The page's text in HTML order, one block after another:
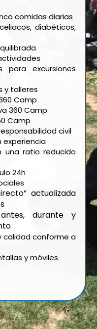
comidas diarias
diabéticos,
para excursiones
y talleres
Camp
360 Camp
Camp
civil
experiencia
una ratio reducido
24h
actualizada
durante y
calidad conforme a
y móviles